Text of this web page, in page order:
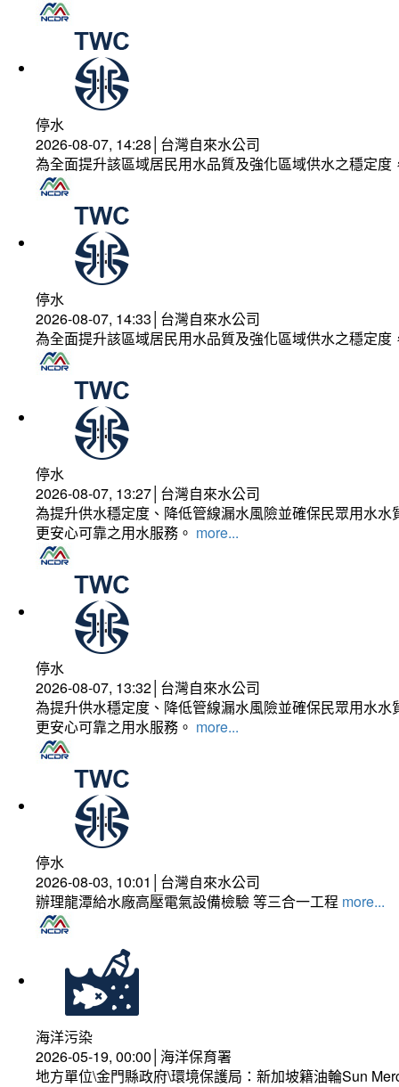
停水
2026-08-07, 14:28│台灣自來水公司
為全面提升該區域居民用水品質及強化區域供水之穩定
停水
2026-08-07, 14:33│台灣自來水公司
為全面提升該區域居民用水品質及強化區域供水之穩定
停水
2026-08-07, 13:27│台灣自來水公司
為提升供水穩定度、降低管線漏水風險並確保民眾用水
更安心可靠之用水服務。 more...
停水
2026-08-07, 13:32│台灣自來水公司
為提升供水穩定度、降低管線漏水風險並確保民眾用水
更安心可靠之用水服務。 more...
停水
2026-08-03, 10:01│台灣自來水公司
辦理龍潭給水廠高壓電氣設備檢驗 等三合一工程 more...
海洋污染
2026-05-19, 00:00│海洋保育署
地方單位\金門縣政府\環境保護局：新加坡籍油輪Sun